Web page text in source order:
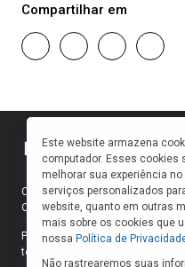
Compartilhar em
Como faço para ir ao teatro?
Quais peças estão em cartaz?
Para responder a essas e
teatrais do INFOTEATRO.
Este website armazena
computador. Esses cookies
melhorar sua experiência
serviços personalizados
website, quanto em outras
mais sobre os cookies que
nossa Política de
Não rastrearemos suas